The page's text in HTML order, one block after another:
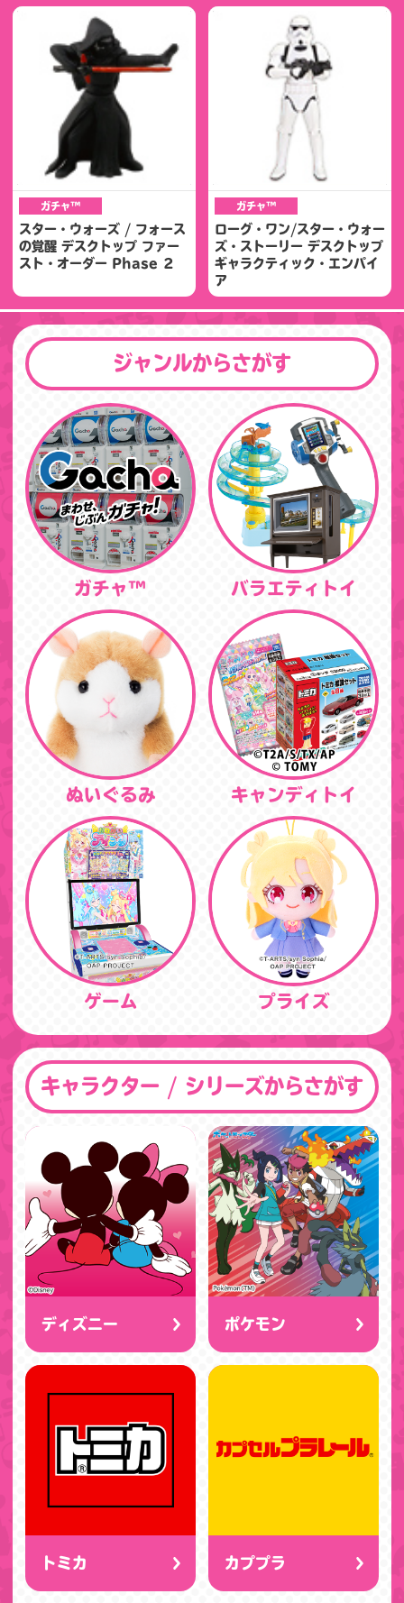
ガチャ™
スター・ウォーズ / フォース
の覚醒 デスクトップ ファー
スト・オーダー Phase ２
ガチャ™
ローグ・ワン/スター・ウォー
ズ・ストーリー デスクトップ
ギャラクティック・エンパイ
ア
ジャンルからさがす
ガチャ™ バラエティトイ
ぬいぐるみ キャンディトイ
ゲーム プライズ
キャラクター / シリーズからさがす
ディズニー ポケモン
トミカ カププラ